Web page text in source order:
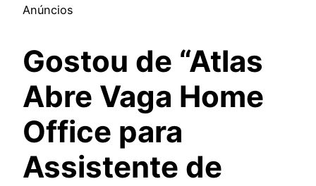
Anúncios
Gostou de “Atlas
Abre Vaga Home
Office para
Assistente de